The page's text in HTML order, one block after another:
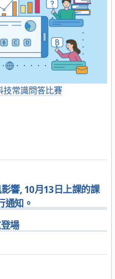
技常識問答比賽
響, 10月13日上課的課
通知。
場